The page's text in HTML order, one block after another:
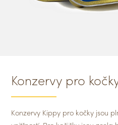
Konzervy pro
Konzervy Kippy pro kočky jsou